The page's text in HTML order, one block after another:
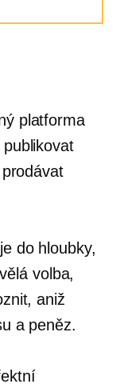
platforma
do hloubky,
volba,
aniž
a peněz.